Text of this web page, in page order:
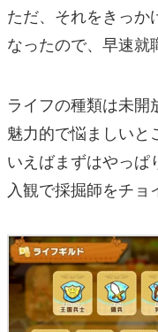
ただ、それをきっか
なったので、早速就
ライフの種類は未開
魅力的で悩ましいと
いえばまずはやっぱ
入観で採掘師をチョ